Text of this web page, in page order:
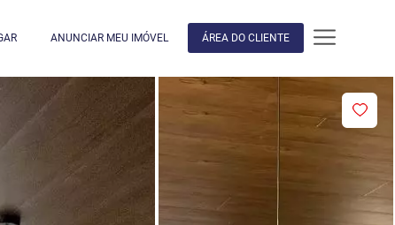
ANUNCIAR MEU IMÓVEL ÁREA DO CLIENTE